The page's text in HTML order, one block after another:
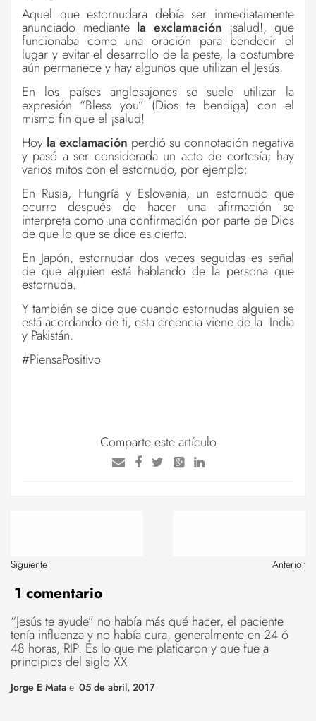
Aquel que estornudara debía ser inmediatamente
anunciado mediante la exclamación ¡salud!, que
funcionaba como una oración para bendecir el
lugar y evitar el desarrollo de la peste, la costumbre
aún permanece y hay algunos que utilizan el Jesús.
En los países anglosajones se suele utilizar la
expresión “Bless you” (Dios te bendiga) con el
mismo fin que el ¡salud!
Hoy la exclamación perdió su connotación negativa
y pasó a ser considerada un acto de cortesía; hay
varios mitos con el estornudo, por ejemplo:
En Rusia, Hungría y Eslovenia, un estornudo que
ocurre después de hacer una afirmación se
interpreta como una confirmación por parte de Dios
de que lo que se dice es cierto.
En Japón, estornudar dos veces seguidas es señal
de que alguien está hablando de la persona que
estornuda.
Y también se dice que cuando estornudas alguien se
está acordando de ti, esta creencia viene de la India
y Pakistán.
#PiensaPositivo
Comparte este artículo
Anterior
Siguiente
1 comentario
“Jesús te ayude” no había más qué hacer, el paciente
tenía influenza y no había cura, generalmente en 24 ó
48 horas, RIP. Es lo que me platicaron y que fue a
principios del siglo XX
Jorge E Mata el 05 de abril, 2017